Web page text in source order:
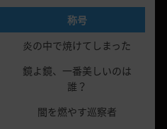
称号
炎の中で焼けてしまった
鏡よ鏡、一番美しいのは
誰？
闇を燃やす巡察者